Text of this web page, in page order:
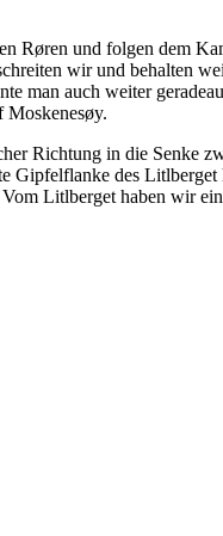
Røren und folgen dem
wir und behalten
man auch weiter
Richtung in die Senke
Gipfelflanke des
Litlberget haben wir